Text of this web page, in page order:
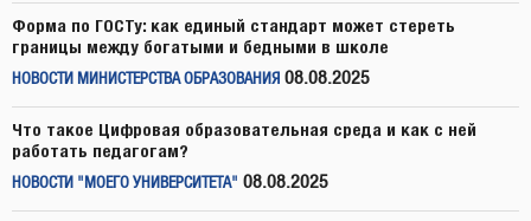
Форма по ГОСТу: как единый стандарт может стереть
границы между богатыми и бедными в школе
НОВОСТИ МИНИСТЕРСТВА ОБРАЗОВАНИЯ 08.08.2025
Что такое Цифровая образовательная среда и как с ней
работать педагогам?
НОВОСТИ "МОЕГО УНИВЕРСИТЕТА" 08.08.2025